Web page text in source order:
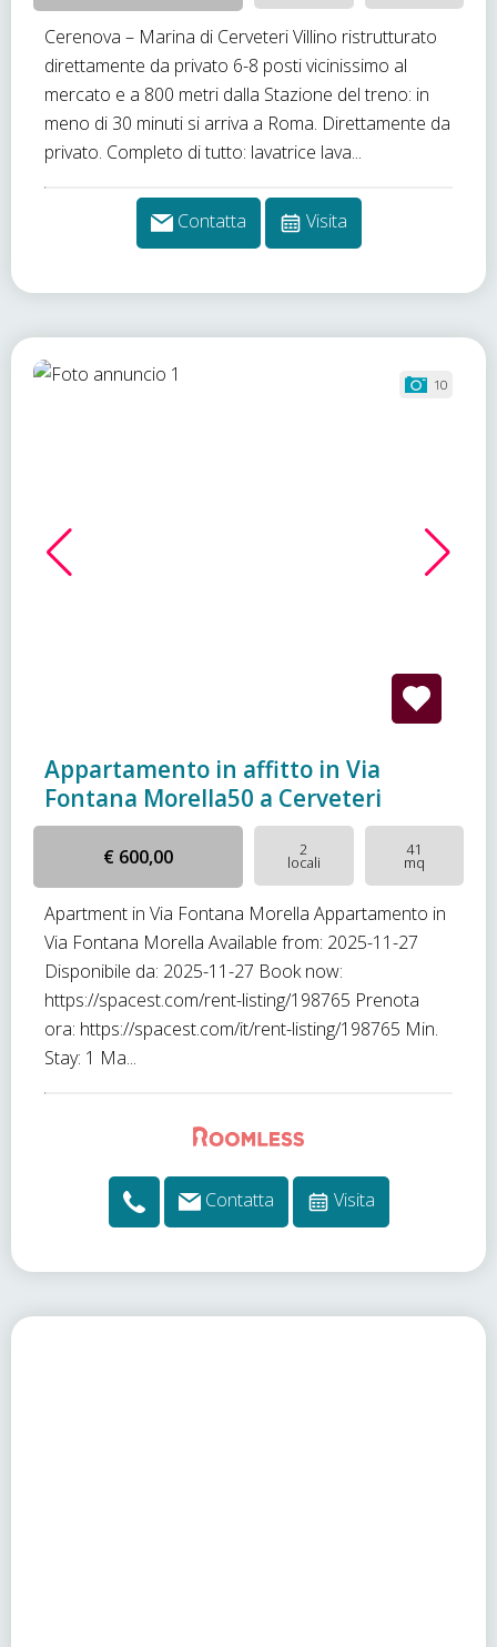
Cerenova – Marina di Cerveteri Villino ristrutturato
direttamente da privato 6-8 posti vicinissimo al
mercato e a 800 metri dalla Stazione del treno: in
meno di 30 minuti si arriva a Roma. Direttamente da
privato. Completo di tutto: lavatrice lava...
Contatta Visita
10
Appartamento in affitto in Via
Fontana Morella50 a Cerveteri
€ 600,00 2
locali
41
mq
Apartment in Via Fontana Morella Appartamento in
Via Fontana Morella Available from: 2025-11-27
Disponibile da: 2025-11-27 Book now:
https://spacest.com/rent-listing/198765 Prenota
ora: https://spacest.com/it/rent-listing/198765 Min.
Stay: 1 Ma...
Contatta Visita